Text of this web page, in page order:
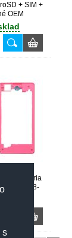
s
+ SIM +
OEM
/ D5503 -
9978 -
Xperia
- 1278-